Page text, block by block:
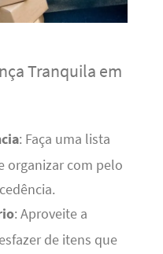
Tranquila em
: Faça uma lista
organizar com pelo
: Aproveite a
de itens que